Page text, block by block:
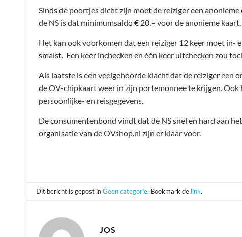
Sinds de poortjes dicht zijn moet de reiziger een
de NS is dat minimumsaldo € 20,= voor de anonieme
Het kan ook voorkomen dat een reiziger 12 keer moet in-
smalst. Eén keer inchecken en één keer uitchecken zou
Als laatste is een veelgehoorde klacht dat de reiziger een
de OV-chipkaart weer in zijn portemonnee te krijgen.
persoonlijke- en reisgegevens.
De consumentenbond vindt dat de NS snel en hard aan
organisatie van de OVshop.nl zijn er klaar voor.
Dit bericht is gepost inGeen categorie. Bookmark de link.
JOS